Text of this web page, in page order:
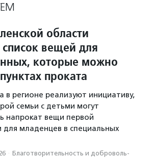
области
вещей для
которые можно
проката
в регионе реализуют инициативу,
семьи с детьми могут
напрокат вещи первой
младенцев в специальных
· Благотвори­тель­ность и доброволь­